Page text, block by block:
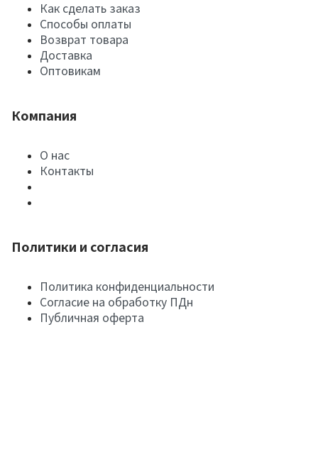
Как сделать заказ
Способы оплаты
Возврат товара
Доставка
Оптовикам
Компания
О нас
Контакты
Политики и согласия
Политика конфиденциальности
Согласие на обработку ПДн
Публичная оферта